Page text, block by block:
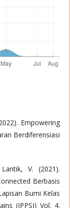
Empowering
Berdiferensiasi
V. (2021).
Berbasis
Bumi Kelas
(JPPSI) Vol. 4.